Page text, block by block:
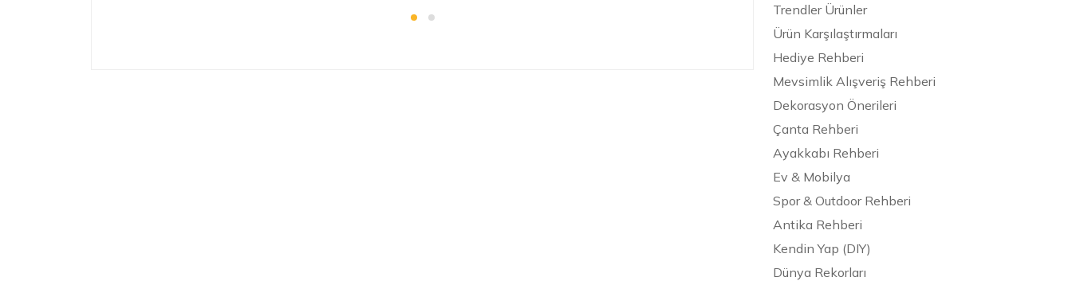
Trendler Ürünler
Ürün Karşılaştırmaları
Hediye Rehberi
Mevsimlik Alışveriş Rehberi
Dekorasyon Önerileri
Çanta Rehberi
Ayakkabı Rehberi
Ev & Mobilya
Spor & Outdoor Rehberi
Antika Rehberi
Kendin Yap (DIY)
Dünya Rekorları